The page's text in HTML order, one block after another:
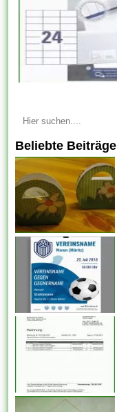
Beliebte Beiträge